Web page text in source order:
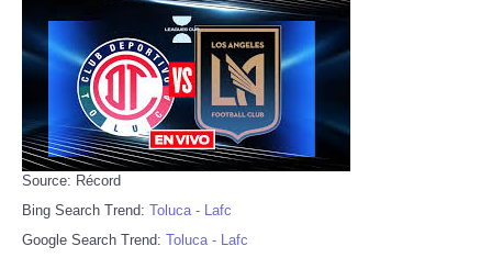
Source: Récord
Bing Search Trend: Toluca - Lafc
Google Search Trend: Toluca - Lafc